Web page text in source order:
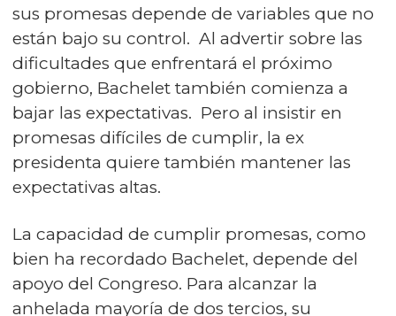
sus promesas depende de variables que no
están bajo su control. Al advertir sobre las
dificultades que enfrentará el próximo
gobierno, Bachelet también comienza a
bajar las expectativas. Pero al insistir en
promesas difíciles de cumplir, la ex
presidenta quiere también mantener las
expectativas altas.
La capacidad de cumplir promesas, como
bien ha recordado Bachelet, depende del
apoyo del Congreso. Para alcanzar la
anhelada mayoría de dos tercios, su